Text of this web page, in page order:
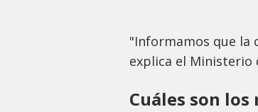
"Informamos que la
explica el Ministerio
Cuáles son